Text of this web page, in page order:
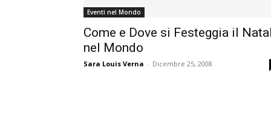
Eventi nel Mondo
Come e Dove si Festeggia il
nel Mondo
Sara Louis Verna - Dicembre 25, 2008